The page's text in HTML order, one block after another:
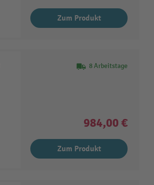
Zum Produkt
8 Arbeitstage
984,00 €
Zum Produkt